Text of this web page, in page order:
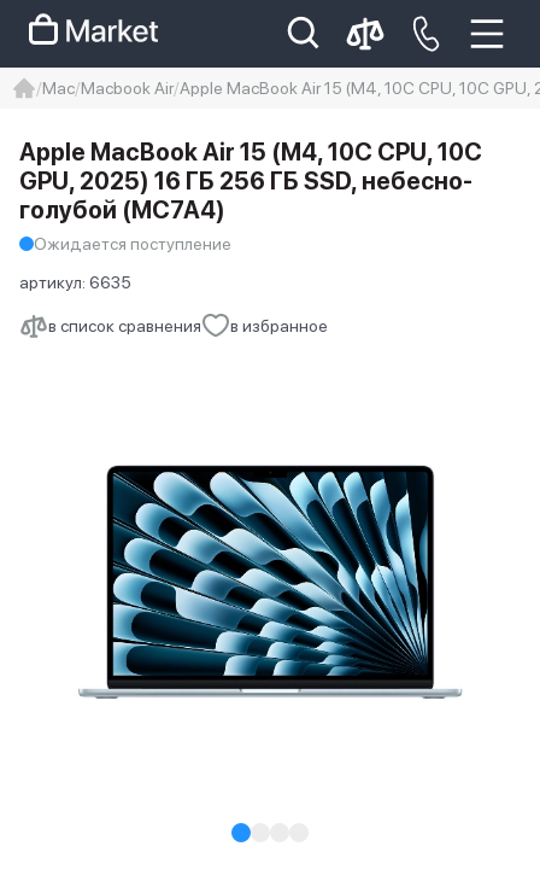
Iphone 14 pro max
айфон 14
Mac Macbook Air Apple MacBook Air 15 (M4, 10C CPU, 10C
в список сравнения в избранное
Apple MacBook Air 15 (M4, 10C CPU, 10C
GPU, 2025) 16 ГБ 256 ГБ SSD, небесно-
голубой (MC7A4)
Ожидается поступление
артикул: 6635